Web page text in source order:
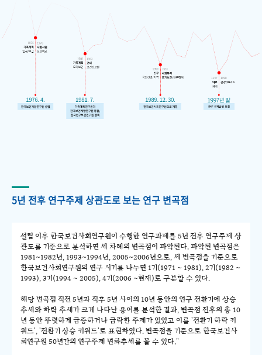
5년 전후 연구주제 상관도로 보는 연구 변곡점
설립 이후 한국보건사회연구원이 수행한 연구과제를 5년 전후 연구주제 상
관도를 기준으로 분석하면 세 차례의 변곡점이 파악된다. 파악된 변곡점은
1981~1982년, 1993~1994년, 2005~2006년으로, 세 변곡점을 기준으로
한국보건사회연구원의 연구 시기를 나누면 1기(1971 ~ 1981), 2기(1982 ~
1993), 3기(1994 ~ 2005), 4기(2006 ~현재)로 구분할 수 있다.
해당 변곡점 직전 5년과 직후 5년 사이의 10년 동안의 연구 전환기에 상승
추세와 하락 추세가 크게 나타난 용어를 분석한 결과, 변곡점 전후의 총 10
년 동안 뚜렷하게 급증하거나 급락한 주제가 있었고 이를 '전환기 하락 키
워드', '전환기 상승 키워드'로 표현하였다. 변곡점을 기준으로 한국보건사
회연구원 50년간의 연구주제 변화추세를 볼 수 있다."